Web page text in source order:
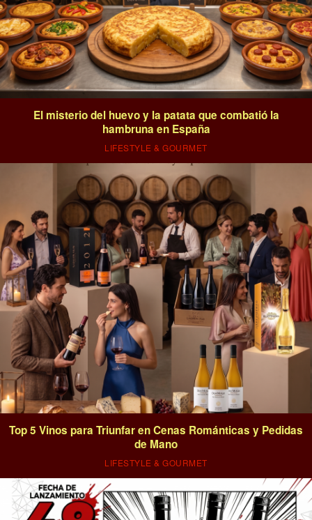
El misterio del huevo y la patata que combatió la
hambruna en España
LIFESTYLE & GOURMET
Top 5 Vinos para Triunfar en Cenas Románticas y Pedidas
de Mano
LIFESTYLE & GOURMET